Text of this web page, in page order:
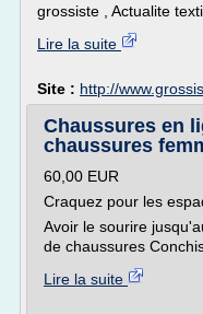
grossiste , Actualite
Lire la suite
Site : http://
Chaussures en
chaussures
60,00 EUR
Craquez pour les
Avoir le sourire
de chaussures
Lire la suite